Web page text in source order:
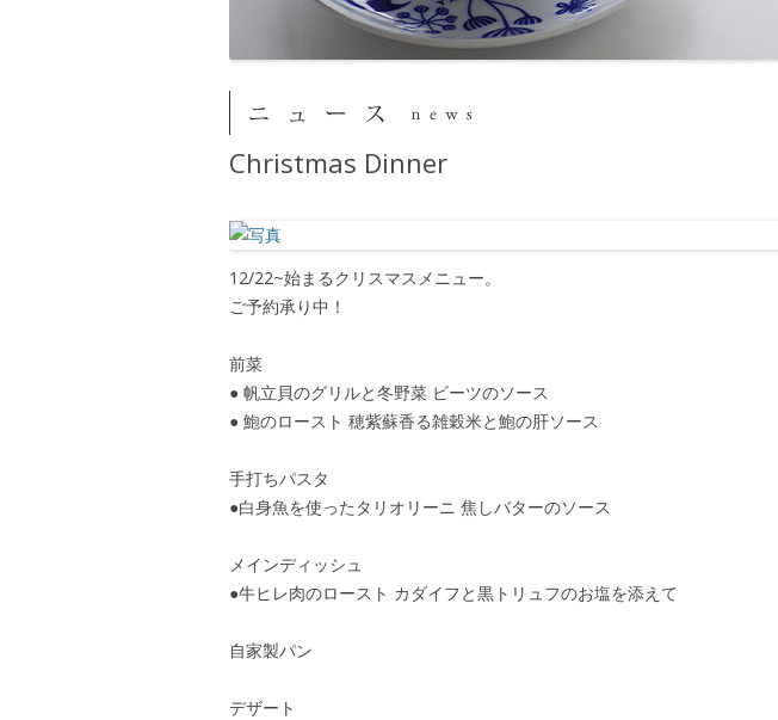
Christmas Dinner
12/22~始まるクリスマスメニュー。
ご予約承り中！
前菜
● 帆立貝のグリルと冬野菜 ビーツのソース
● 鮑のロースト 穂紫蘇香る雑穀米と鮑の肝ソース
手打ちパスタ
●白身魚を使ったタリオリーニ 焦しバターのソース
メインディッシュ
●牛ヒレ肉のロースト カダイフと黒トリュフのお塩を添えて
自家製パン
デザート